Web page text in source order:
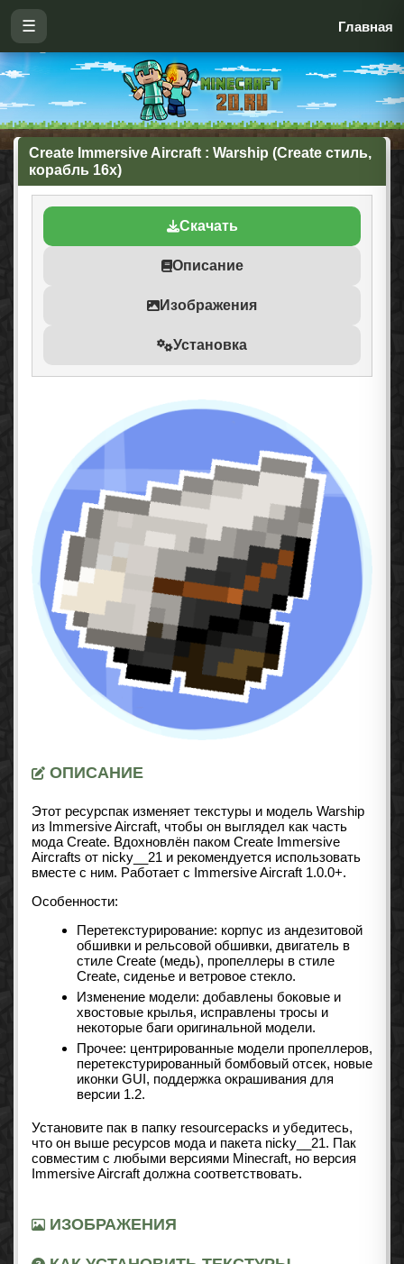
☰ Главная
Create Immersive Aircraft : Warship (Create стиль,
корабль 16x)
Скачать
Описание
Изображения
Установка
ОПИСАНИЕ
Этот ресурспак изменяет текстуры и модель Warship
из Immersive Aircraft, чтобы он выглядел как часть
мода Create. Вдохновлён паком Create Immersive
Aircrafts от nicky__21 и рекомендуется использовать
вместе с ним. Работает с Immersive Aircraft 1.0.0+.
Особенности:
Перетекстурирование: корпус из андезитовой
обшивки и рельсовой обшивки, двигатель в
стиле Create (медь), пропеллеры в стиле
Create, сиденье и ветровое стекло.
Изменение модели: добавлены боковые и
хвостовые крылья, исправлены тросы и
некоторые баги оригинальной модели.
Прочее: центрированные модели пропеллеров,
перетекстурированный бомбовый отсек, новые
иконки GUI, поддержка окрашивания для
версии 1.2.
Установите пак в папку resourcepacks и убедитесь,
что он выше ресурсов мода и пакета nicky__21. Пак
совместим с любыми версиями Minecraft, но версия
Immersive Aircraft должна соответствовать.
ИЗОБРАЖЕНИЯ